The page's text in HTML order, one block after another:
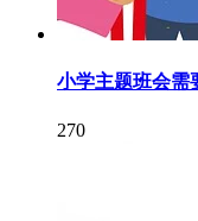
小学主题班会需
270